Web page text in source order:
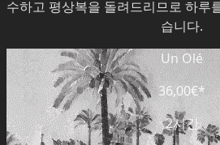
수하고 평상복을 돌려드리므로 하루
습니다.
Un Olé
36,00€*
2시간